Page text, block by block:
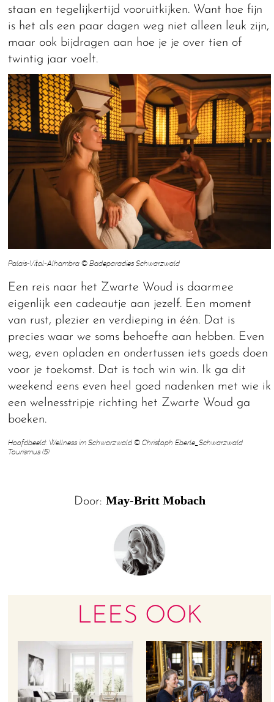
staan en tegelijkertijd vooruitkijken. Want hoe fijn
is het als een paar dagen weg niet alleen leuk zijn,
maar ook bijdragen aan hoe je je over tien of
twintig jaar voelt.
Palais-Vital-Alhambra © Badeparadies Schwarzwald
Een reis naar het Zwarte Woud is daarmee
eigenlijk een cadeautje aan jezelf. Een moment
van rust, plezier en verdieping in één. Dat is
precies waar we soms behoefte aan hebben. Even
weg, even opladen en ondertussen iets goeds doen
voor je toekomst. Dat is toch win win. Ik ga dit
weekend eens even heel goed nadenken met wie ik
een welnesstripje richting het Zwarte Woud ga
boeken.
Hoofdbeeld: Wellness im Schwarzwald © Christoph Eberle_Schwarzwald
Tourismus (5)
Door: May-Britt Mobach
LEES OOK